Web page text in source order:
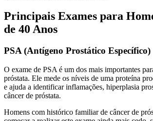
Principais Exames para
de 40 Anos
PSA (Antígeno Prostático Específico)
O exame de PSA é um dos mais importantes
próstata. Ele mede os níveis de uma proteína
e ajuda a identificar inflamações, hiperplasia
câncer de próstata.
Homens com histórico familiar de câncer de